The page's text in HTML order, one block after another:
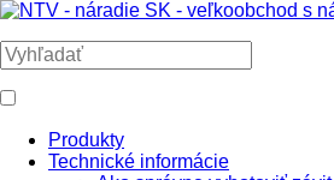
Produkty
Technické informácie